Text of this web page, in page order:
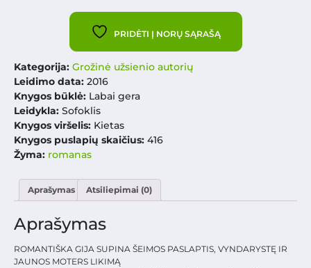
PRIDĖTI Į NORŲ SĄRAŠĄ
Kategorija: Grožinė užsienio autorių
Leidimo data: 2016
Knygos būklė: Labai gera
Leidykla: Sofoklis
Knygos viršelis: Kietas
Knygos puslapių skaičius: 416
Žyma: romanas
Aprašymas Atsiliepimai (0)
Aprašymas
ROMANTIŠKA GIJA SUPINA ŠEIMOS PASLAPTIS, VYNDARYSTĘ IR
JAUNOS MOTERS LIKIMĄ